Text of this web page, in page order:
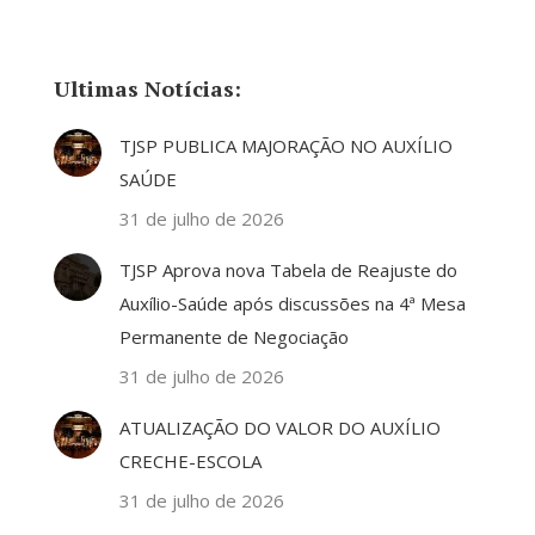
Ultimas Notícias:
TJSP PUBLICA MAJORAÇÃO NO AUXÍLIO
SAÚDE
31 de julho de 2026
TJSP Aprova nova Tabela de Reajuste do
Auxílio-Saúde após discussões na 4ª Mesa
Permanente de Negociação
31 de julho de 2026
ATUALIZAÇÃO DO VALOR DO AUXÍLIO
CRECHE-ESCOLA
31 de julho de 2026